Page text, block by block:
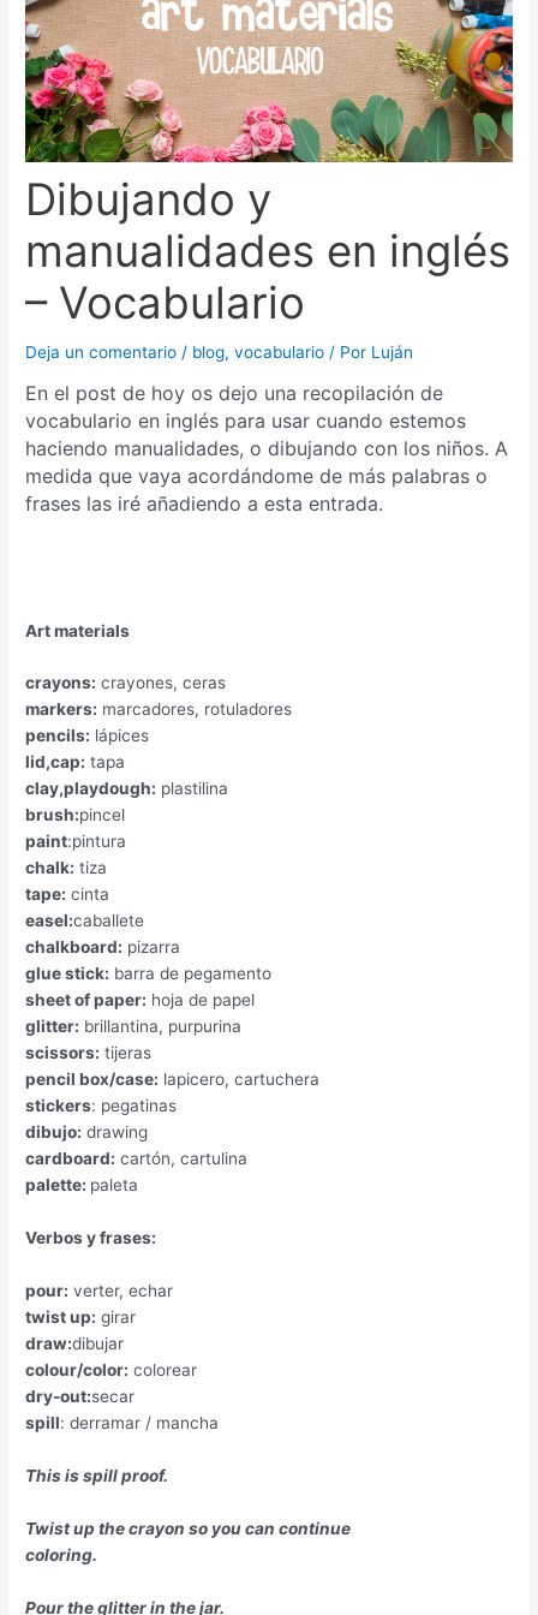
Dibujando y
manualidades en inglés
– Vocabulario
Deja un comentario / blog,vocabulario / Por Luján
En el post de hoy os dejo una recopilación de
vocabulario en inglés para usar cuando estemos
haciendo manualidades, o dibujando con los niños. A
medida que vaya acordándome de más palabras o
frases las iré añadiendo a esta entrada.
Art materials
crayons: crayones, ceras
markers: marcadores, rotuladores
pencils: lápices
lid,cap: tapa
clay,playdough: plastilina
brush:pincel
paint:pintura
chalk: tiza
tape: cinta
easel:caballete
chalkboard: pizarra
glue stick: barra de pegamento
sheet of paper: hoja de papel
glitter: brillantina, purpurina
scissors: tijeras
pencil box/case: lapicero, cartuchera
stickers: pegatinas
dibujo: drawing
cardboard: cartón, cartulina
palette: paleta
Verbos y frases:
pour: verter, echar
twist up: girar
draw:dibujar
colour/color: colorear
dry-out:secar
spill: derramar / mancha
This is spill proof.
Twist up the crayon so you can continue
coloring.
Pour the glitter in the jar.